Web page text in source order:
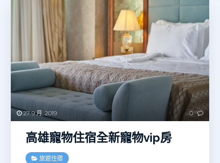
27 9 月, 2019 0
高雄寵物住宿全新寵物vip房
旅遊住宿